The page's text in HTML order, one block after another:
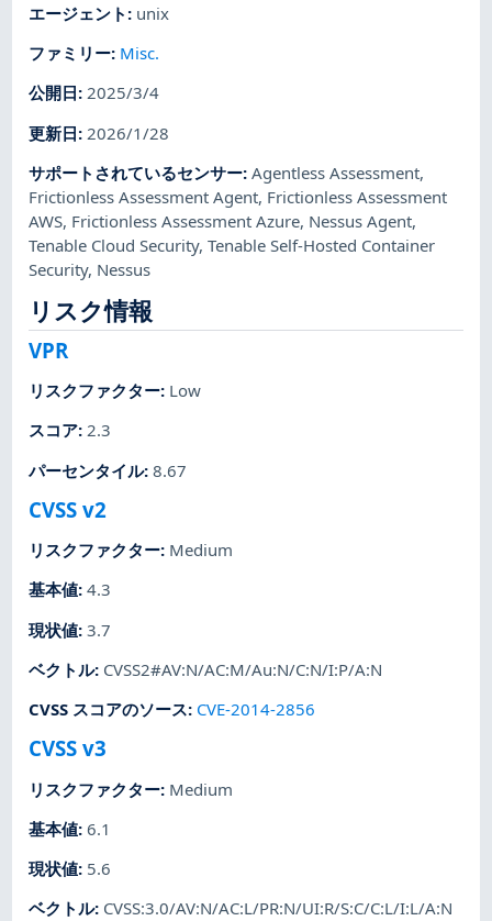
エージェント : unix
ファミリー: Misc.
公開日:2025/3/4
更新日: 2026/1/28
サポートされているセンサー:Agentless Assessment,
Frictionless Assessment Agent, Frictionless Assessment
AWS, Frictionless Assessment Azure, Nessus Agent,
Tenable Cloud Security,Tenable Self-Hosted Container
Security, Nessus
リスク情報
VPR
リスクファクター: Low
スコア:2.3
パーセンタイル:8.67
CVSS v2
リスクファクター: Medium
基本値:4.3
現状値:3.7
ベクトル: CVSS2#AV:N/AC:M/Au:N/C:N/I:P/A:N
CVSS スコアのソース: CVE-2014-2856
CVSS v3
リスクファクター: Medium
基本値:6.1
現状値: 5.6
ベクトル: CVSS:3.0/AV:N/AC:L/PR:N/UI:R/S:C/C:L/I:L/A:N